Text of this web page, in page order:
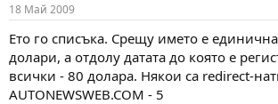
д
а
а
18 Май 2009
Ето го списъка. Срещу името е
долари, а отдолу датата до която е
всички - 80 долара. Някои са redirect-
AUTONEWSWEB.COM - 5